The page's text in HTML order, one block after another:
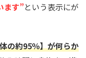
ます”という表示にが
の約95％】が何らか